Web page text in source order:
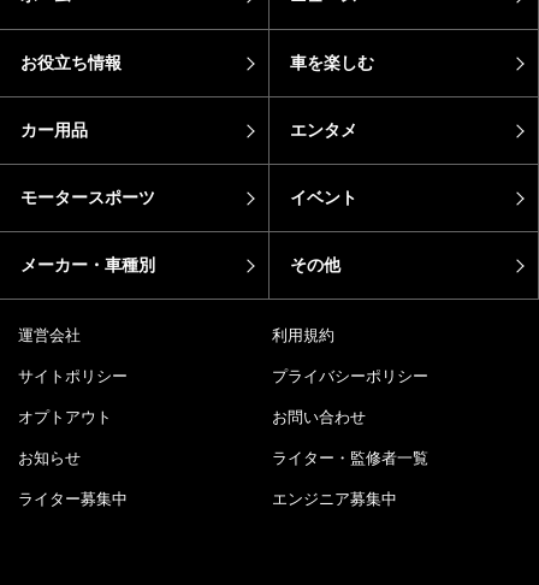
お役立ち情報 車を楽しむ
カー用品 エンタメ
モータースポーツ イベント
メーカー・車種別 その他
運営会社 利用規約
サイトポリシー プライバシーポリシー
オプトアウト お問い合わせ
お知らせ ライター・監修者一覧
ライター募集中 エンジニア募集中